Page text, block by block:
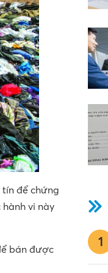
tín để chứng
hành vi này
bán được
1